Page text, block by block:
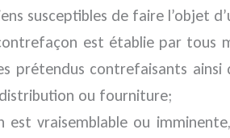
susceptibles de faire l’objet
est établie par tous
prétendus contrefaisants
ou fourniture;
est vraisemblable ou